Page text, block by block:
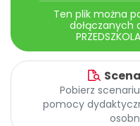
Ten plik można
dołączanych
Pobierz
pomocy